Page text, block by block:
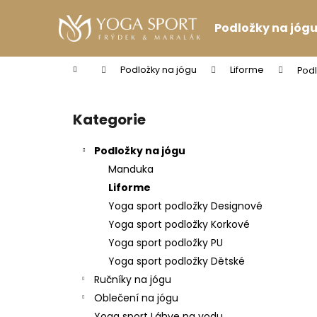
Podložky na jógu
Domů Podložky na jógu Liforme
Přeskočit
kategorie
Kategorie
Podložky na jógu
Manduka
Liforme
Yoga sport podložky Designové
Yoga sport podložky Korkové
Yoga sport podložky PU
Yoga sport podložky Dětské
Ručníky na jógu
Oblečení na jógu
í
Zpět
do
Zpět
do
PODPRSENKA VÉČKOVÁ ČERNÁ